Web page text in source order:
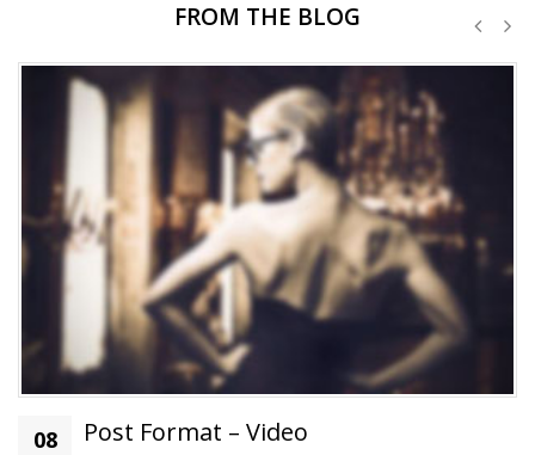
FROM THE BLOG
07 Post Format – Image